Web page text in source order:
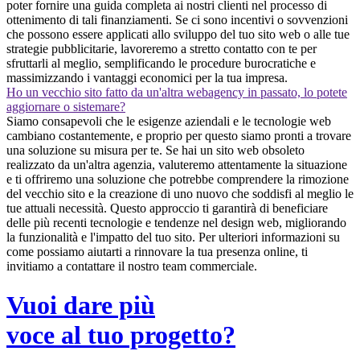
poter fornire una guida completa ai nostri clienti nel processo di
ottenimento di tali finanziamenti. Se ci sono incentivi o sovvenzioni
che possono essere applicati allo sviluppo del tuo sito web o alle tue
strategie pubblicitarie, lavoreremo a stretto contatto con te per
sfruttarli al meglio, semplificando le procedure burocratiche e
massimizzando i vantaggi economici per la tua impresa.
Ho un vecchio sito fatto da un'altra webagency in passato, lo potete
aggiornare o sistemare?
Siamo consapevoli che le esigenze aziendali e le tecnologie web
cambiano costantemente, e proprio per questo siamo pronti a trovare
una soluzione su misura per te. Se hai un sito web obsoleto
realizzato da un'altra agenzia, valuteremo attentamente la situazione
e ti offriremo una soluzione che potrebbe comprendere la rimozione
del vecchio sito e la creazione di uno nuovo che soddisfi al meglio le
tue attuali necessità. Questo approccio ti garantirà di beneficiare
delle più recenti tecnologie e tendenze nel design web, migliorando
la funzionalità e l'impatto del tuo sito. Per ulteriori informazioni su
come possiamo aiutarti a rinnovare la tua presenza online, ti
invitiamo a contattare il nostro team commerciale.
Vuoi dare più
voce al tuo progetto?